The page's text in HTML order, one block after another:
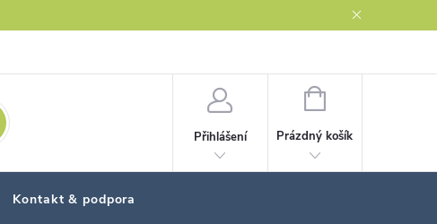
Přihlášení
NÁKUPNÍ
Prázdný košík
Kontakt & podpora